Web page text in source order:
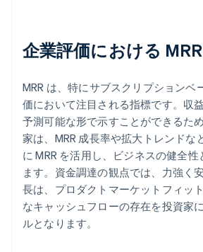
企業評価における
MRR は、特にサブスクリプションベ
価において注目される指標です。収
予測可能な形で示すことができるた
家は、MRR 成長率や拡大トレンドな
に MRR を活用し、ビジネスの健全
ます。資金調達の観点では、力強く
長は、プロダクトマーケットフィッ
なキャッシュフローの存在を投資家
ルとなります。